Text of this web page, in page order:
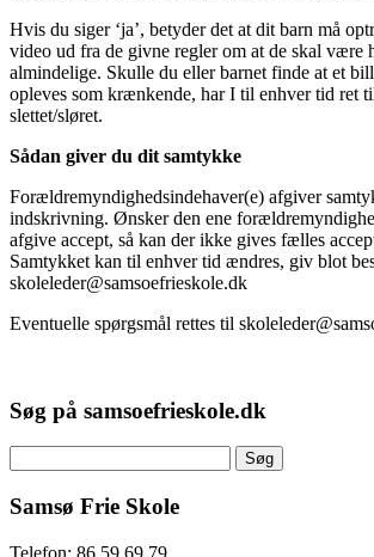
Hvis du siger ‘ja’, betyder det at dit barn må
video ud fra de givne regler om at de skal være
almindelige. Skulle du eller barnet finde at et
opleves som krænkende, har I til enhver tid ret
slettet/sløret.
Sådan giver du dit samtykke
Forældremyndighedsindehaver(e) afgiver
indskrivning. Ønsker den ene
afgive accept, så kan der ikke gives fælles
Samtykket kan til enhver tid ændres, giv blot
skoleleder@samsoefrieskole.dk
Eventuelle spørgsmål rettes til
Søg på samsoefrieskole.dk
efter:
Samsø Frie Skole
Telefon: 86 59 69 79